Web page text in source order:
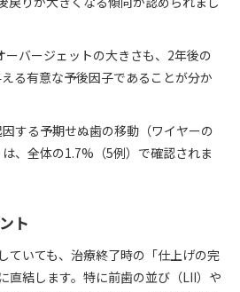
バージェットの大きさも、2年後の
る有意な予後因子であることが分か
する予期せぬ歯の移動（ワイヤーの
、全体の1.7%（5例）で確認されま
ト
ていても、治療終了時の「仕上げの完
直結します。特に前歯の並び（LII）や